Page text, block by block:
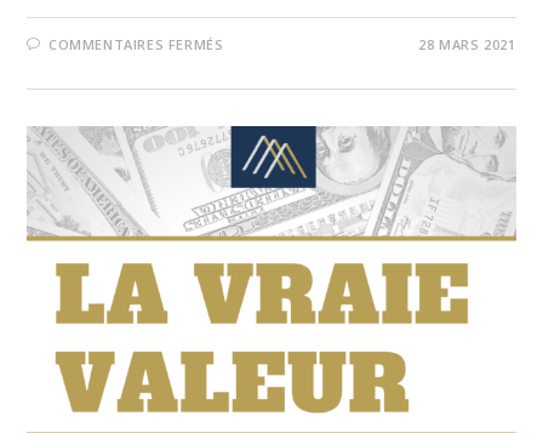
COMMENTAIRES FERMÉS 28 MARS 2021